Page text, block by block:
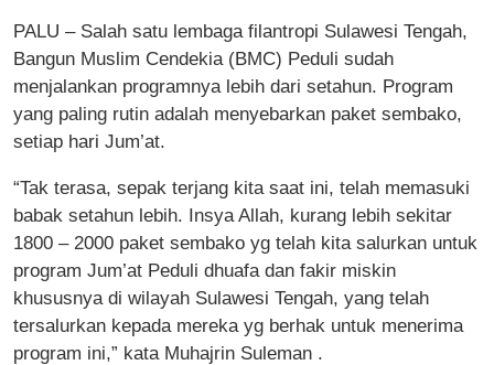
PALU – Salah satu lembaga filantropi Sulawesi Tengah,
Bangun Muslim Cendekia (BMC) Peduli sudah
menjalankan programnya lebih dari setahun. Program
yang paling rutin adalah menyebarkan paket sembako,
setiap hari Jum’at.
“Tak terasa, sepak terjang kita saat ini, telah memasuki
babak setahun lebih. Insya Allah, kurang lebih sekitar
1800 – 2000 paket sembako yg telah kita salurkan untuk
program Jum’at Peduli dhuafa dan fakir miskin
khususnya di wilayah Sulawesi Tengah, yang telah
tersalurkan kepada mereka yg berhak untuk menerima
program ini,” kata Muhajrin Suleman .